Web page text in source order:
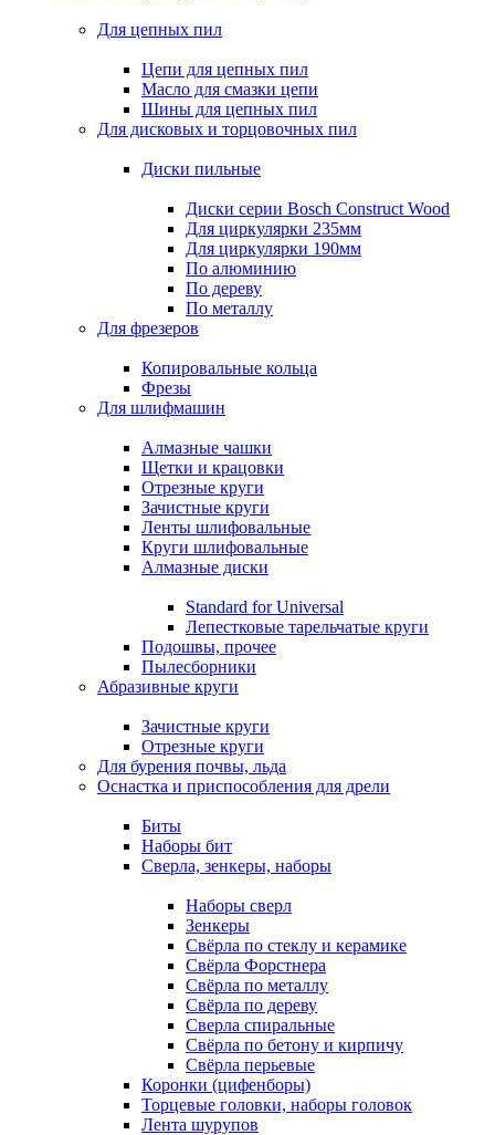
Для цепных пил
Цепи для цепных пил
Масло для смазки цепи
Шины для цепных пил
Для дисковых и торцовочных пил
Диски пильные
Диски серии Bosch Construct Wood
Для циркулярки 235мм
Для циркулярки 190мм
По алюминию
По дереву
По металлу
Для фрезеров
Копировальные кольца
Фрезы
Для шлифмашин
Алмазные чашки
Щетки и крацовки
Отрезные круги
Зачистные круги
Ленты шлифовальные
Круги шлифовальные
Алмазные диски
Standard for Universal
Лепестковые тарельчатые круги
Подошвы, прочее
Пылесборники
Абразивные круги
Зачистные круги
Отрезные круги
Для бурения почвы, льда
Оснастка и приспособления для дрели
Биты
Наборы бит
Сверла, зенкеры, наборы
Наборы сверл
Зенкеры
Свёрла по стеклу и керамике
Свёрла Форстнера
Свёрла по металлу
Свёрла по дереву
Сверла спиральные
Свёрла по бетону и кирпичу
Свёрла перьевые
Коронки (цифенборы)
Торцевые головки, наборы головок
Лента шурупов